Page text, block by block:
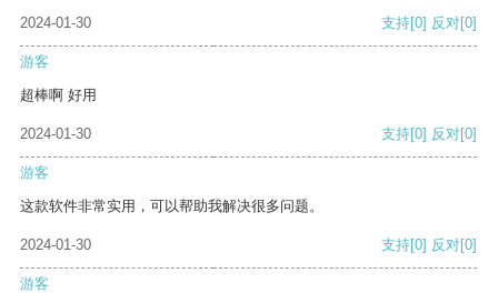
2024-01-30 支持[0] 反对[0]
游客
超棒啊 好用
2024-01-30 支持[0] 反对[0]
游客
这款软件非常实用，可以帮助我解决很多问题。
2024-01-30 支持[0] 反对[0]
游客